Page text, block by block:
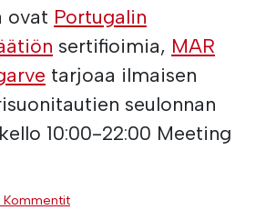
ovat Portugalin
sertifioimia, MAR
tarjoaa ilmaisen
seulonnan
10:00-22:00 Meeting
Kommentit